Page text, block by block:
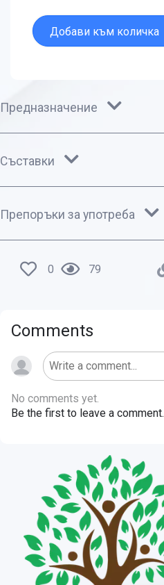
Добави към количка
Предназначение
Съставки
Препоръки за употреба
0 79
Comments
No comments yet.
Be the first to leave a comment.